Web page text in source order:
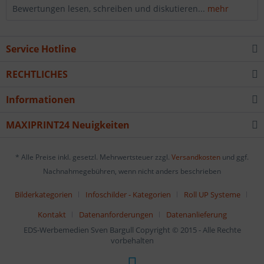
Bewertungen lesen, schreiben und diskutieren... mehr
Service Hotline
RECHTLICHES
Informationen
MAXIPRINT24 Neuigkeiten
* Alle Preise inkl. gesetzl. Mehrwertsteuer zzgl. Versandkosten und ggf.
Nachnahmegebühren, wenn nicht anders beschrieben
Bilderkategorien Infoschilder - Kategorien
Roll UP Systeme
Kontakt
Datenanforderungen
Datenanlieferung
EDS-Werbemedien Sven Bargull Copyright © 2015 - Alle Rechte
vorbehalten